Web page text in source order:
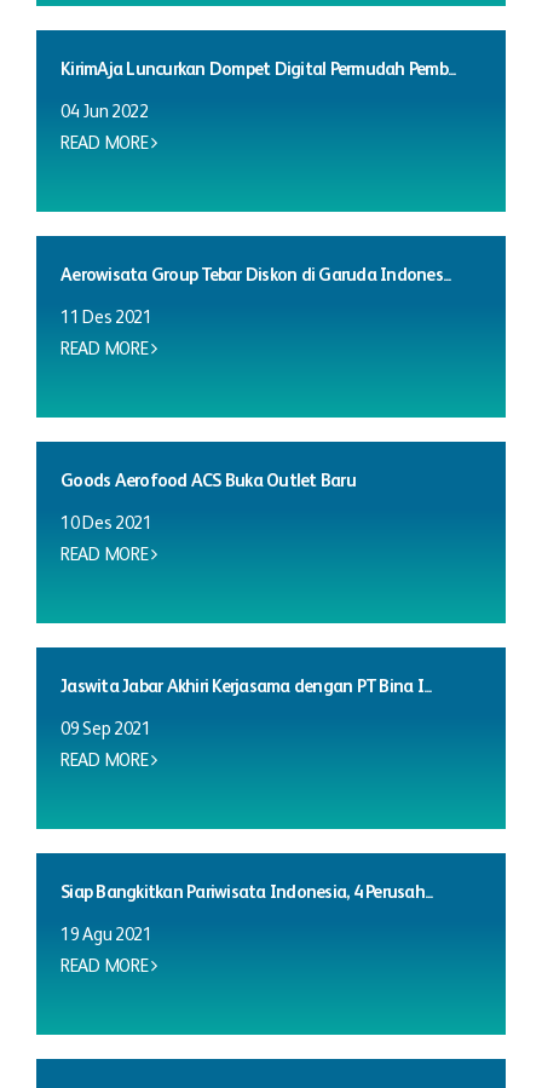
KirimAja Luncurkan Dompet Digital Permudah Pemb...
04 Jun 2022
READ MORE
Aerowisata Group Tebar Diskon di Garuda Indones...
11 Des 2021
READ MORE
Goods Aerofood ACS Buka Outlet Baru
10 Des 2021
READ MORE
Jaswita Jabar Akhiri Kerjasama dengan PT Bina I...
09 Sep 2021
READ MORE
Siap Bangkitkan Pariwisata Indonesia, 4 Perusah...
19 Agu 2021
READ MORE